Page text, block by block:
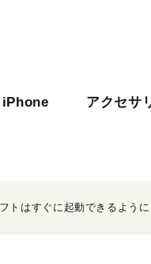
iPhone アクセサ
トはすぐに起動できるように